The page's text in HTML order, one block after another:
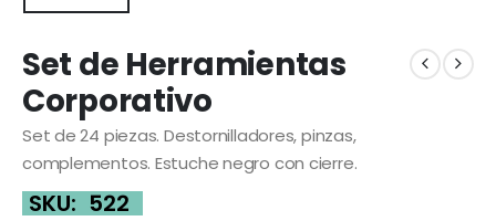
Set de Herramientas
Corporativo
Set de 24 piezas. Destornilladores, pinzas,
complementos. Estuche negro con cierre.
SKU: 522